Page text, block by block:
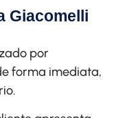
Giacomelli
por
forma imediata,